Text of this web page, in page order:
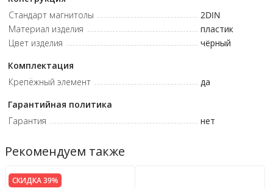
Стандарт магнитолы
2DIN
Материал изделия
пластик
Цвет изделия
чёрный
Комплектация
Крепёжный элемент
да
Гарантийная политика
Гарантия
нет
Рекомендуем также
СКИДКА 39%